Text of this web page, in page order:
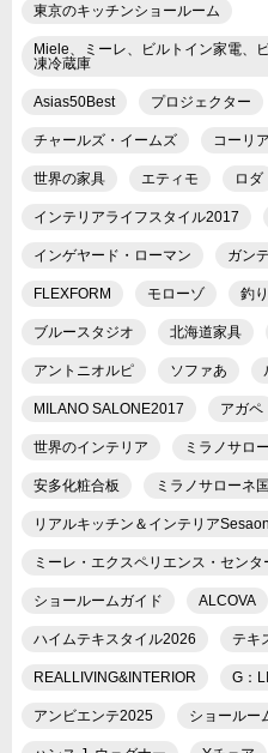
東京のキッチンショールーム
Miele、ミーレ、ビルトイン家電、
凍冷蔵庫
Asias50Best プロジェクター
チャールズ・イームズ コーリ
世界の家具 エティモ ロダ
インテリアライフスタイル2017
インゲヤード・ローマン ガン
FLEXFORM モローゾ 釣
ブルースタジオ 北海道家具
アントニオルピ ソファあ
MILANO SALONE2017 アガペ
世界のインテリア ミラノサロ
安多化粧合板 ミラノサローネ
リアルキッチン＆インテリア
ミーレ・エクスペリエンス・センタ
ショールームガイド ALCOVA
ハイムテキスタイル2026 テキ
REALLIVING&INTERIOR G：
アンビエンテ2025 ショールー